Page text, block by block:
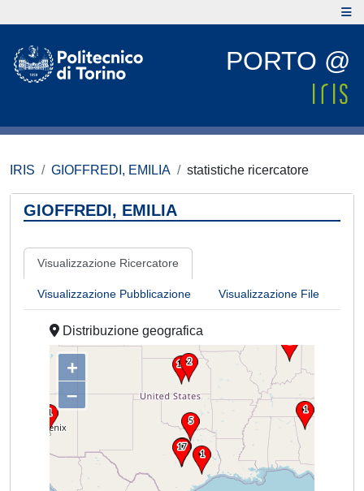
PORTO @
IRIS GIOFFREDI, EMILIA statistiche ricercatore
GIOFFREDI, EMILIA
Visualizzazione Ricercatore
Visualizzazione Pubblicazione Visualizzazione File
Distribuzione geografica
+
–